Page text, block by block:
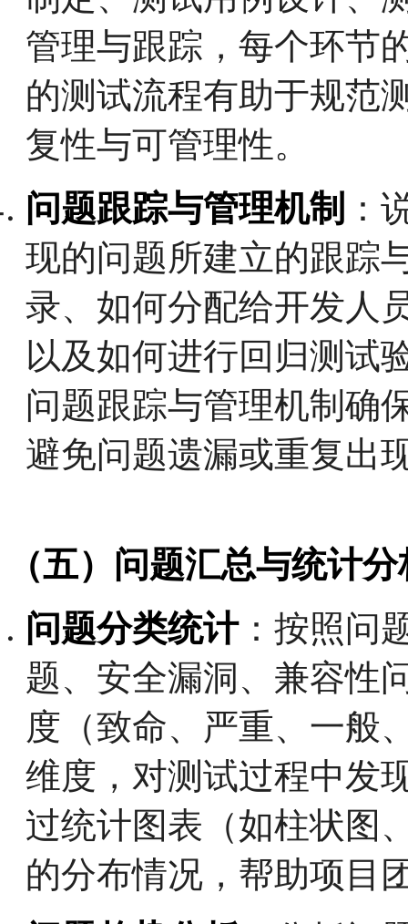
管理与跟踪，每个环节
的测试流程有助于规范
复性与可管理性。
问题跟踪与管理机制 ：
现的问题所建立的跟踪
录、如何分配给开发人
以及如何进行回归测试
问题跟踪与管理机制确
避免问题遗漏或重复出
（五）问题汇总与统计
问题分类统计：按照问
题、安全漏洞、兼容性
度（致命、严重、一般
维度，对测试过程中发
过统计图表（如柱状图
的分布情况，帮助项目